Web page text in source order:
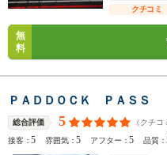
クチコミ
無
料
ＰＡＤＤＯＣＫ ＰＡＳＳ
総合評価 5 （クチコ
接客：5 雰囲気：5 アフター：5 品質：